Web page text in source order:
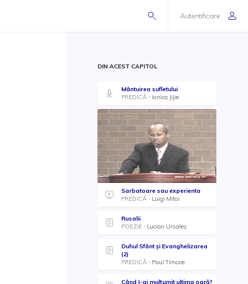
Autentificare
DIN ACEST CAPITOL
Mântuirea sufletului
PREDICĂ
Ionica Jijie
Sarbatoare sau experienta
PREDICĂ
Luigi Mitoi
Rusalii
POEZIE
Lucian Ursaleș
Duhul Sfânt și Evanghelizarea
(2)
PREDICĂ
Paul Timoce
Când I-ai mulțumit ultima oară?